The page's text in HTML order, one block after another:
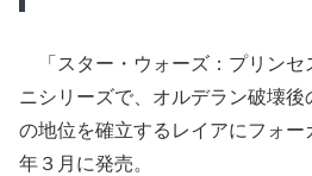
「スター・ウォーズ：プリンセ
ニシリーズで、オルデラン破壊
の地位を確立するレイアにフォー
年３月に発売。